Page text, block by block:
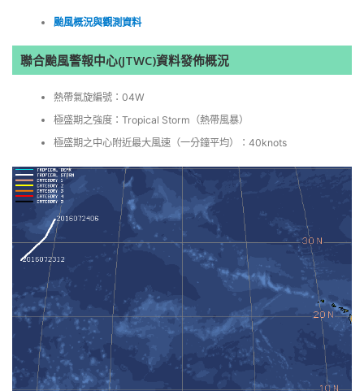
颱風概況與觀測資料
聯合颱風警報中心(JTWC)資料發佈概況
熱帶氣旋編號：04W
極盛期之強度：Tropical Storm（熱帶風暴）
極盛期之中心附近最大風速（一分鐘平均）：40knots